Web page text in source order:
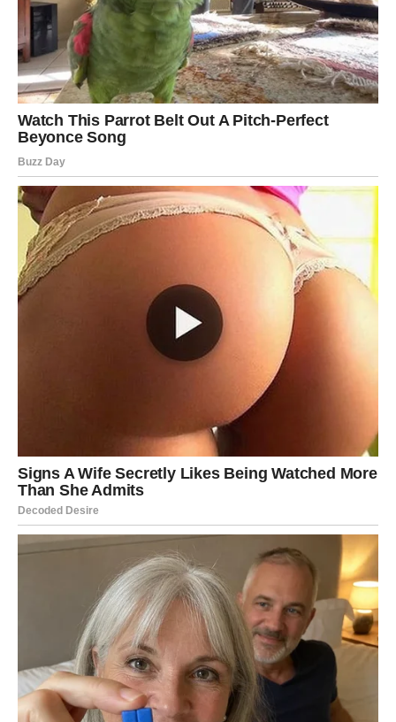
Za zauzete
Partner vas ugodno iznenađuje pažnjom.
Ljubav dolazi iz pravca koji ne
očekujete
Pred vama su posebni trenuci.
RIBE
Ribe osjećaju snažnu emotivnu povezanost sa osobom
Intuicija vas vodi prema pravim odgovorima.
Moguće je novo poznanstvo koje djeluje posebno od
samog početka.
Za zauzete
Odnos postaje još topliji i nježniji.
Duša prepoznaje ono što joj
pripada
Pred vama su emotivni trenuci.